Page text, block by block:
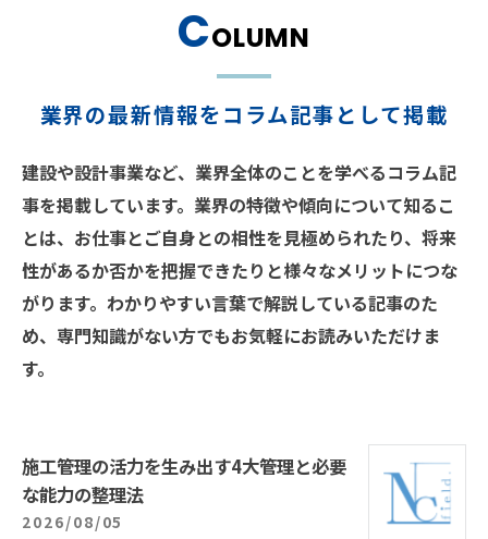
COLUMN
業界の最新情報をコラム記事として掲載
建設や設計事業など、業界全体のことを学べるコラム記
事を掲載しています。業界の特徴や傾向について知るこ
とは、お仕事とご自身との相性を見極められたり、将来
性があるか否かを把握できたりと様々なメリットにつな
がります。わかりやすい言葉で解説している記事のた
め、専門知識がない方でもお気軽にお読みいただけま
す。
施工管理の活力を生み出す4大管理と必要
な能力の整理法
2026/08/05